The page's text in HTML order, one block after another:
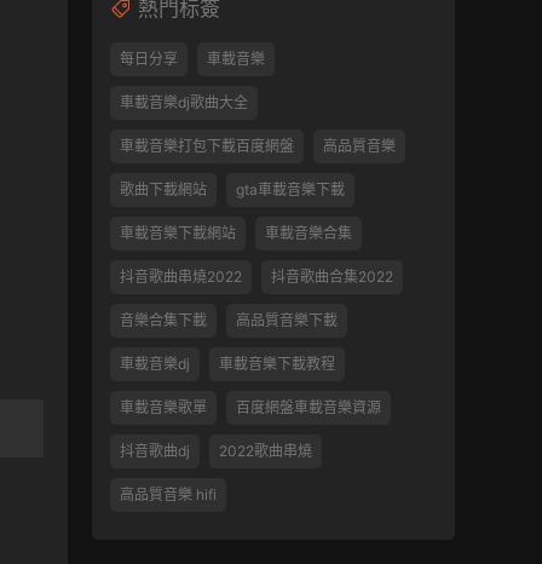
熱門标簽
每日分享 車載音樂
車載音樂dj歌曲大全
車載音樂打包下載百度網盤 高品質音樂
歌曲下載網站 gta車載音樂下載
車載音樂下載網站 車載音樂合集
抖音歌曲串燒2022 抖音歌曲合集2022
音樂合集下載 高品質音樂下載
車載音樂dj 車載音樂下載教程
車載音樂歌單 百度網盤車載音樂資源
抖音歌曲dj 2022歌曲串燒
高品質音樂 hifi